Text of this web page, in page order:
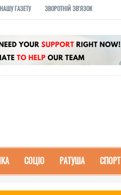
ГАЗЕТУ ЗВОРОТНІЙ ЗВ'ЯЗОК
СОЦІО РАТУША СПОРТ